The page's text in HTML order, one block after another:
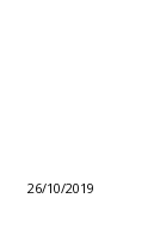
26/10/2019